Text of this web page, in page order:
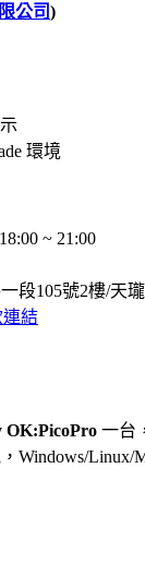
公司)
環境
~ 21:00
段105號2樓/天
結
OK:PicoPro 一台
Windows/Linux/